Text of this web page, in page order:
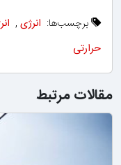
برچسب‌ها: انرژی ,
حرارتی
مقالات مرتبط